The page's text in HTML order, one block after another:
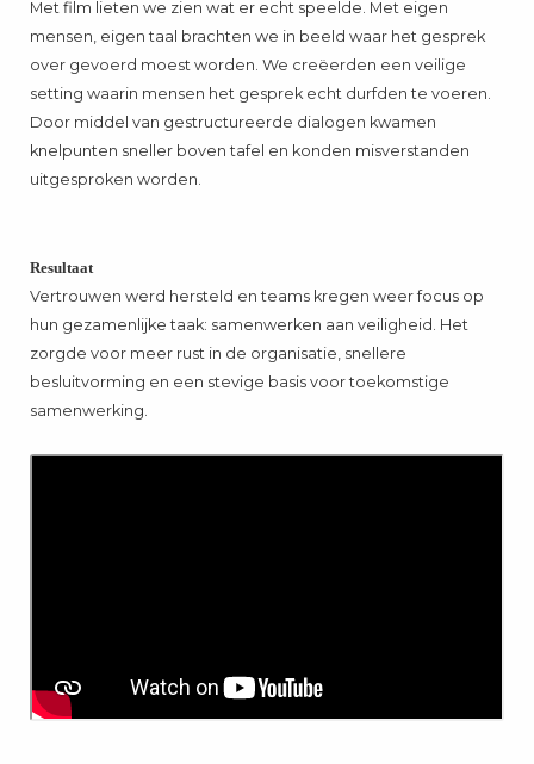
Met film lieten we zien wat er echt speelde. Met eigen
mensen, eigen taal brachten we in beeld waar het gesprek
over gevoerd moest worden. We creëerden een veilige
setting waarin mensen het gesprek echt durfden te voeren.
Door middel van gestructureerde dialogen kwamen
knelpunten sneller boven tafel en konden misverstanden
uitgesproken worden.
Resultaat
Vertrouwen werd hersteld en teams kregen weer focus op
hun gezamenlijke taak: samenwerken aan veiligheid. Het
zorgde voor meer rust in de organisatie, snellere
besluitvorming en een stevige basis voor toekomstige
samenwerking.